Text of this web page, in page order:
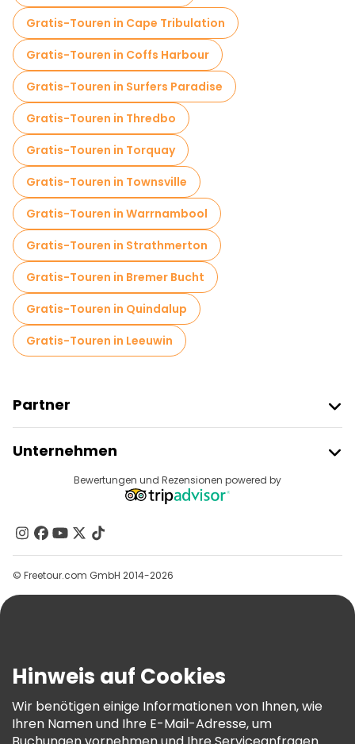
Gratis-Touren in Cape Tribulation
Gratis-Touren in Coffs Harbour
Gratis-Touren in Surfers Paradise
Gratis-Touren in Thredbo
Gratis-Touren in Torquay
Gratis-Touren in Townsville
Gratis-Touren in Warrnambool
Gratis-Touren in Strathmerton
Gratis-Touren in Bremer Bucht
Gratis-Touren in Quindalup
Gratis-Touren in Leeuwin
Partner
Anbieter-Anmeldung
Affiliate-Programm
Unternehmen
Reiseziele
Kontakt
Gruppen
Hilfe
AGB Und Rechtliches
Cookie-Richtlinie
Freetour Auszeichnungen
Bewertungen und Rezensionen powered by
© Freetour.com GmbH 2014-2026
Hinweis auf Cookies
Wir benötigen einige Informationen von Ihnen, wie
Ihren Namen und Ihre E-Mail-Adresse, um